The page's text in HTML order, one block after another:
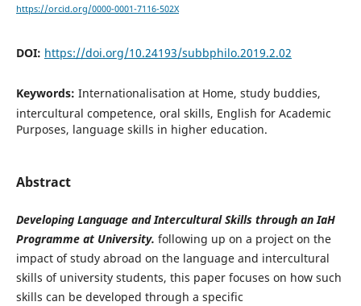
https://orcid.org/0000-0001-7116-502X
DOI: https://doi.org/10.24193/subbphilo.2019.2.02
Keywords: Internationalisation at Home, study buddies,
intercultural competence, oral skills, English for Academic
Purposes, language skills in higher education.
Abstract
Developing Language and Intercultural Skills through an IaH
Programme at University. following up on a project on the
impact of study abroad on the language and intercultural
skills of university students, this paper focuses on how such
skills can be developed through a specific